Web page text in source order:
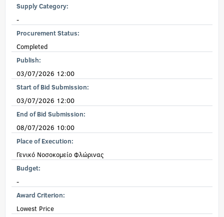
Supply Category:
-
Procurement Status:
Completed
Publish:
03/07/2026 12:00
Start of Bid Submission:
03/07/2026 12:00
End of Bid Submission:
08/07/2026 10:00
Place of Execution:
Γενικό Νοσοκομείο Φλώρινας
Budget:
-
Award Criterion:
Lowest Price